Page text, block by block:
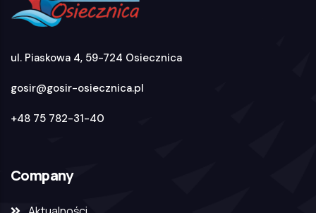
ul. Piaskowa 4, 59-724 Osiecznica
gosir@gosir-osiecznica.pl
+48 75 782-31-40
Company